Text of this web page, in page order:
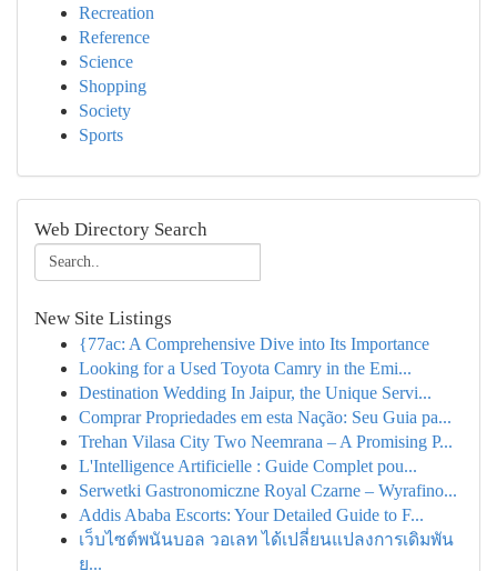
Recreation
Reference
Science
Shopping
Society
Sports
Web Directory Search
New Site Listings
{77ac: A Comprehensive Dive into Its Importance
Looking for a Used Toyota Camry in the Emi...
Destination Wedding In Jaipur, the Unique Servi...
Comprar Propriedades em esta Nação: Seu Guia pa...
Trehan Vilasa City Two Neemrana – A Promising P...
L'Intelligence Artificielle : Guide Complet pou...
Serwetki Gastronomiczne Royal Czarne – Wyrafino...
Addis Ababa Escorts: Your Detailed Guide to F...
เว็บไซต์พนันบอล วอเลท ได้เปลี่ยนแปลงการเดิมพัน
ย...